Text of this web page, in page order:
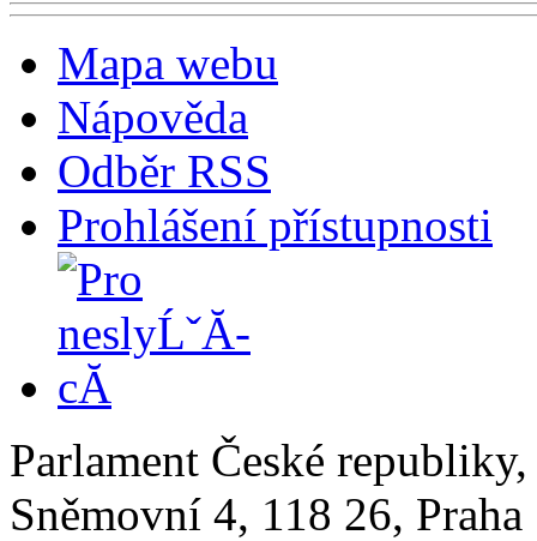
Mapa webu
Nápověda
Odběr RSS
Prohlášení přístupnosti
Parlament České
Sněmovní 4, 118 26,